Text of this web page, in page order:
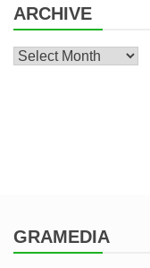
ARCHIVE
Archive
GRAMEDIA